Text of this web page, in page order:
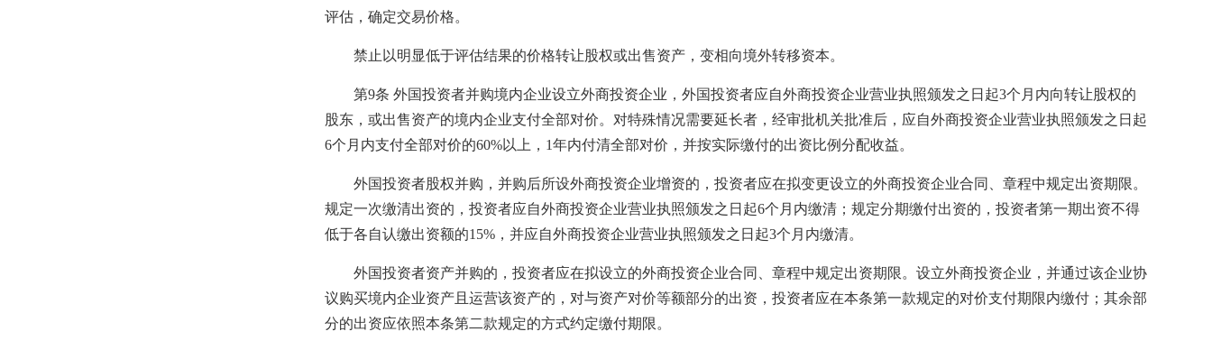
评估，确定交易价格。
禁止以明显低于评估结果的价格转让股权或出售资产，变相向境外转移资本。
第9条 外国投资者并购境内企业设立外商投资企业，外国投资者应自外商投资企业营业执照颁发之日起3个月内向转让股权的
股东，或出售资产的境内企业支付全部对价。对特殊情况需要延长者，经审批机关批准后，应自外商投资企业营业执照颁发之日起
6个月内支付全部对价的60%以上，1年内付清全部对价，并按实际缴付的出资比例分配收益。
外国投资者股权并购，并购后所设外商投资企业增资的，投资者应在拟变更设立的外商投资企业合同、章程中规定出资期限。
规定一次缴清出资的，投资者应自外商投资企业营业执照颁发之日起6个月内缴清；规定分期缴付出资的，投资者第一期出资不得
低于各自认缴出资额的15%，并应自外商投资企业营业执照颁发之日起3个月内缴清。
外国投资者资产并购的，投资者应在拟设立的外商投资企业合同、章程中规定出资期限。设立外商投资企业，并通过该企业协
议购买境内企业资产且运营该资产的，对与资产对价等额部分的出资，投资者应在本条第一款规定的对价支付期限内缴付；其余部
分的出资应依照本条第二款规定的方式约定缴付期限。